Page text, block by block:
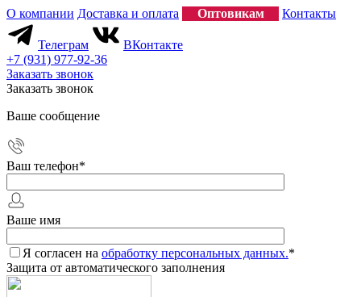
О компании Доставка и оплата Оптовикам Контакты
Телеграм
ВКонтакте
+7 (931) 977-92-36
Заказать звонок
Заказать звонок
Ваше сообщение
Ваш телефон*
Ваше имя
Я согласен на обработку персональных данных.*
Защита от автоматического заполнения